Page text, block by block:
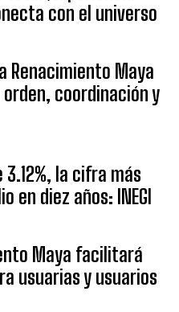
con el universo
Renacimiento Maya
coordinación y
la cifra más
en diez años: INEGI
Maya facilitará
usuarias y usuarios